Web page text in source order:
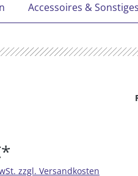
Accessoires & Sonstiges
zzgl. Versandkosten